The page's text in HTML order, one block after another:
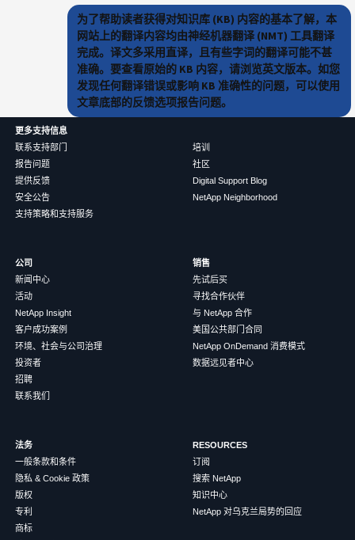
为了帮助读者获得对知识库 (KB) 内容的基本了解，本
网站上的翻译内容均由神经机器翻译 (NMT) 工具翻译
完成。译文多采用直译，且有些字词的翻译可能不甚
准确。要查看原始的 KB 内容，请浏览英文版本。如您
发现任何翻译错误或影响 KB 准确性的问题，可以使用
文章底部的反馈选项报告问题。
更多支持信息
联系支持部门
报告问题
提供反馈
安全公告
支持策略和支持服务
培训
社区
Digital Support Blog
NetApp Neighborhood
公司
新闻中心
活动
NetApp Insight
客户成功案例
环境、社会与公司治理
投资者
招聘
联系我们
销售
先试后买
寻找合作伙伴
与 NetApp 合作
美国公共部门合同
NetApp OnDemand 消费模式
数据远见者中心
法务
一般条款和条件
隐私 & Cookie 政策
版权
专利
商标
RESOURCES
订阅
搜索 NetApp
知识中心
NetApp 对乌克兰局势的回应